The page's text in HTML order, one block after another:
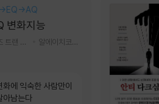
변화지능
화에 익숙한 사람만이
아남는다